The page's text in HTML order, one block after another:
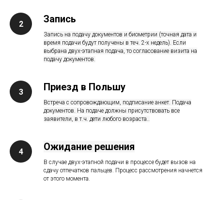
Запись
Запись на подачу документов и биометрии (точная дата и
время подачи будут получены в теч. 2-х недель). Если
выбрана двух-этапная подача, то согласование визита на
подачу документов.
Приезд в Польшу
Встреча с сопровождающим, подписание анкет. Подача
документов. На подаче должны присутствовать все
заявители, в т.ч. дети любого возраста..
Ожидание решения
В случае двух-этапной подачи в процессе будет вызов на
сдачу отпечатков пальцев. Процесс рассмотрения начнется
от этого момента.